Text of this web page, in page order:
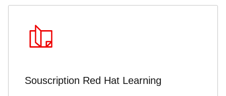
Souscription Red Hat Learning